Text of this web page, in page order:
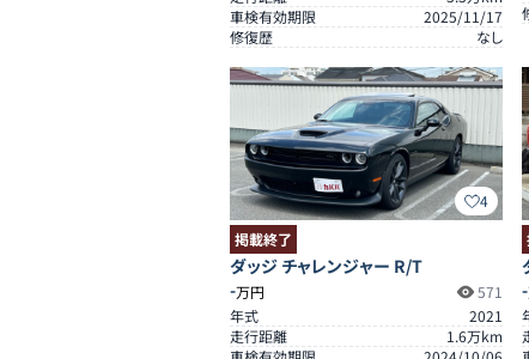
車検有効期限
2025/11/17
修復歴
なし
4
掲載終了
ダッジ チャレンジャー R/T
-万円
571
年式
2021
走行距離
1.6万km
-